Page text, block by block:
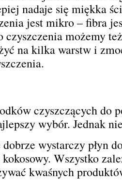
nadaje się miękka
jest mikro – fibra
czyszczenia możemy
na kilka warstw i
czyszczących
wybór. Jednak
wystarczy płyn
Wszystko
kwaśnych